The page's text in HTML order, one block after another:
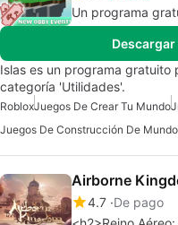
Un programa
Islas es un programa gratuito
categoría 'Utilidades'.
RobloxJuegos De Crear Tu Mundo
Juegos De Construcción De
Airborne
4.7 De pago